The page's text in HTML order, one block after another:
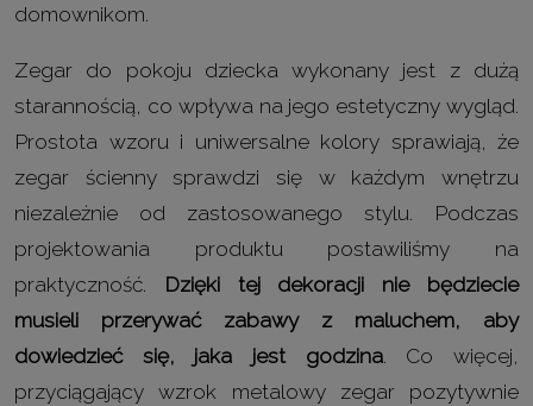
domownikom.
Zegar do pokoju dziecka wykonany jest z dużą
starannością, co wpływa na jego estetyczny wygląd.
Prostota wzoru i uniwersalne kolory sprawiają, że
zegar ścienny sprawdzi się w każdym wnętrzu
niezależnie od zastosowanego stylu. Podczas
projektowania produktu postawiliśmy na
praktyczność.
Dzięki tej dekoracji nie będziecie
musieli przerywać zabawy z maluchem, aby
dowiedzieć się, jaka jest godzina. Co więcej,
przyciągający wzrok metalowy zegar pozytywnie